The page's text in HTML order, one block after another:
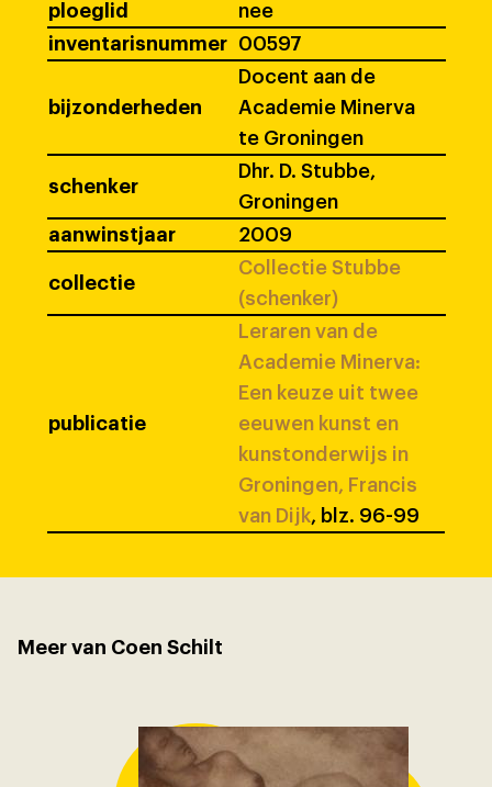
ploeglid
nee
inventarisnummer
00597
bijzonderheden
Docent aan de
Academie Minerva
te Groningen
schenker
Dhr. D. Stubbe,
Groningen
aanwinstjaar
2009
collectie
Collectie Stubbe
(schenker)
publicatie
Leraren van de
Academie Minerva:
Een keuze uit twee
eeuwen kunst en
kunstonderwijs in
Groningen, Francis
van Dijk, blz. 96-99
Meer van Coen Schilt